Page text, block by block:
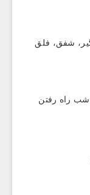
شفق، فلق
شب راه رفتن